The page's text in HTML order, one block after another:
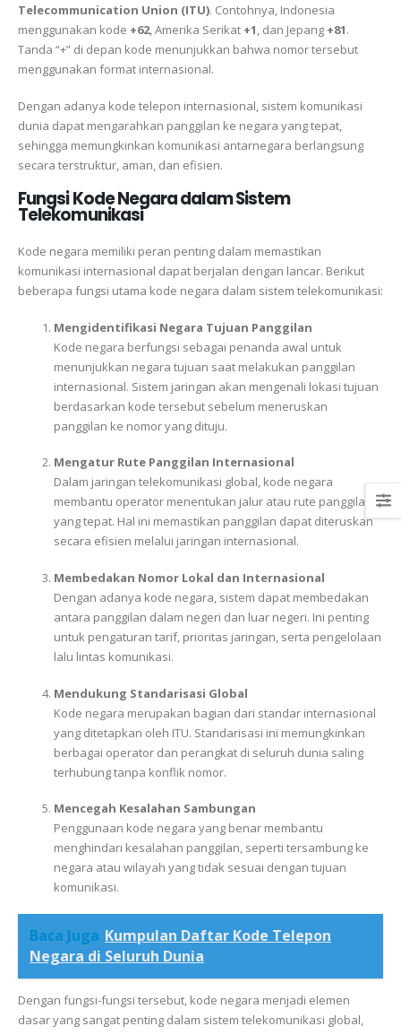
Telecommunication Union (ITU). Contohnya, Indonesia
menggunakan kode +62, Amerika Serikat +1, dan Jepang +81.
Tanda “+” di depan kode menunjukkan bahwa nomor tersebut
menggunakan format internasional.
Dengan adanya kode telepon internasional, sistem komunikasi
dunia dapat mengarahkan panggilan ke negara yang tepat,
sehingga memungkinkan komunikasi antarnegara berlangsung
secara terstruktur, aman, dan efisien.
Fungsi Kode Negara dalam Sistem
Telekomunikasi
Kode negara memiliki peran penting dalam memastikan
komunikasi internasional dapat berjalan dengan lancar. Berikut
beberapa fungsi utama kode negara dalam sistem telekomunikasi:
Mengidentifikasi Negara Tujuan Panggilan
Kode negara berfungsi sebagai penanda awal untuk
menunjukkan negara tujuan saat melakukan panggilan
internasional. Sistem jaringan akan mengenali lokasi tujuan
berdasarkan kode tersebut sebelum meneruskan
panggilan ke nomor yang dituju.
Mengatur Rute Panggilan Internasional
Dalam jaringan telekomunikasi global, kode negara
membantu operator menentukan jalur atau rute panggilan
yang tepat. Hal ini memastikan panggilan dapat diteruskan
secara efisien melalui jaringan internasional.
Membedakan Nomor Lokal dan Internasional
Dengan adanya kode negara, sistem dapat membedakan
antara panggilan dalam negeri dan luar negeri. Ini penting
untuk pengaturan tarif, prioritas jaringan, serta pengelolaan
lalu lintas komunikasi.
Mendukung Standarisasi Global
Kode negara merupakan bagian dari standar internasional
yang ditetapkan oleh ITU. Standarisasi ini memungkinkan
berbagai operator dan perangkat di seluruh dunia saling
terhubung tanpa konflik nomor.
Mencegah Kesalahan Sambungan
Penggunaan kode negara yang benar membantu
menghindari kesalahan panggilan, seperti tersambung ke
negara atau wilayah yang tidak sesuai dengan tujuan
komunikasi.
Baca Juga Kumpulan Daftar Kode Telepon
Negara di Seluruh Dunia
Dengan fungsi-fungsi tersebut, kode negara menjadi elemen
dasar yang sangat penting dalam sistem telekomunikasi global,